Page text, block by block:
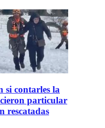
si contarles la
particular
rescatadas